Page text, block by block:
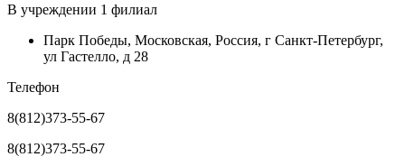
В учреждении 1 филиал
Парк Победы, Московская, Россия, г Санкт-Петербург,
ул Гастелло, д 28
Телефон
8(812)373-55-67
8(812)373-55-67